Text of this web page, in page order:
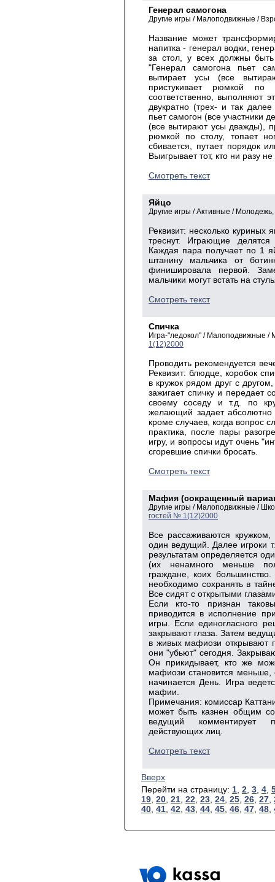
Генерал самогона
Другие игры / Малоподвижные /
Название может
напитка - генерал водки,
за стол, у всех должны
"Генерал самогона пьет
вытирает усы (все
пристукивает рюмкой
соответственно, выполняют
двукратно (трех- и так
пьет самогон (все участники
(все вытирают усы дважды),
рюмкой по столу, топает
сбивается, путает порядок
Выигрывает тот, кто ни разу
Смотреть текст
Яйцо
Другие игры / Активные /
Реквизит: несколько куриных
треснут. Играющие
Каждая пара получает по 1
штанину мальчика от
финишировала первой.
мальчики могут встать на
Смотреть текст
Спичка
Игра-"ледокол" / Малоподвижные
1(12)2000
Проводить рекомендуется
Реквизит: блюдце, коробок
в кружок рядом друг с
зажигает спичку и передает
своему соседу и т.д. по
желающий задает абсолютно
кроме случаев, когда вопрос
практика, после пары
игру, и вопросы идут очень
сгоревшие спички бросать.
Смотреть текст
Мафия (сокращенный
Другие игры / Малоподвижные /
гостей № 1(12)2000
Все рассаживаются
один ведущий. Далее игроки
результатам определяется
(их ненамного меньше
граждане, коих
необходимо сохранять в
Все сидят с открытыми
Если кто-то признан
приводится в исполнение
игры. Если единогласного
закрывают глаза. Затем
в живых мафиози открывают
они "убьют" сегодня.
Он прикидывает, кто же
мафиози становится меньше,
начинается День. Игра
мафии.
Примечания: комиссар
может быть казнен общим
ведущий комментирует
действующих лиц.
Смотреть текст
Вверх
Перейти на страницу: 1 2 3 4
19 20 21 22 23 24 25 26 27
40 41 42 43 44 45 46 47 48